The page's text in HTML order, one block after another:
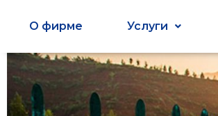
О фирме Услуги